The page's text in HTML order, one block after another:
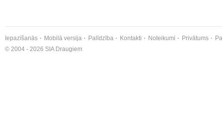
Iepazīšanās Mobilā versija Palīdzība Kontakti Noteikumi Privātums
© 2004 - 2026 SIA Draugiem